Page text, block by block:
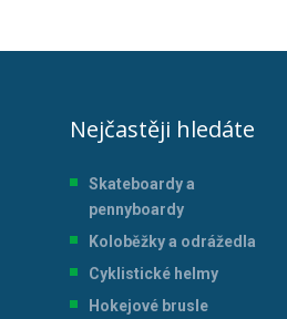
Nejčastěji hledáte
Skateboardy a
pennyboardy
Koloběžky a odrážedla
Cyklistické helmy
Hokejové brusle